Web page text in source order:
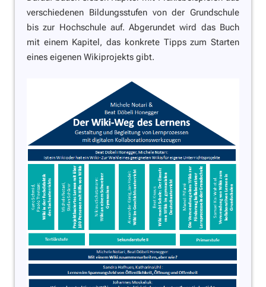
verschiedenen Bildungsstufen von der Grundschule
bis zur Hochschule auf. Abgerundet wird das Buch
mit einem Kapitel, das konkrete Tipps zum Starten
eines eigenen Wikiprojekts gibt.